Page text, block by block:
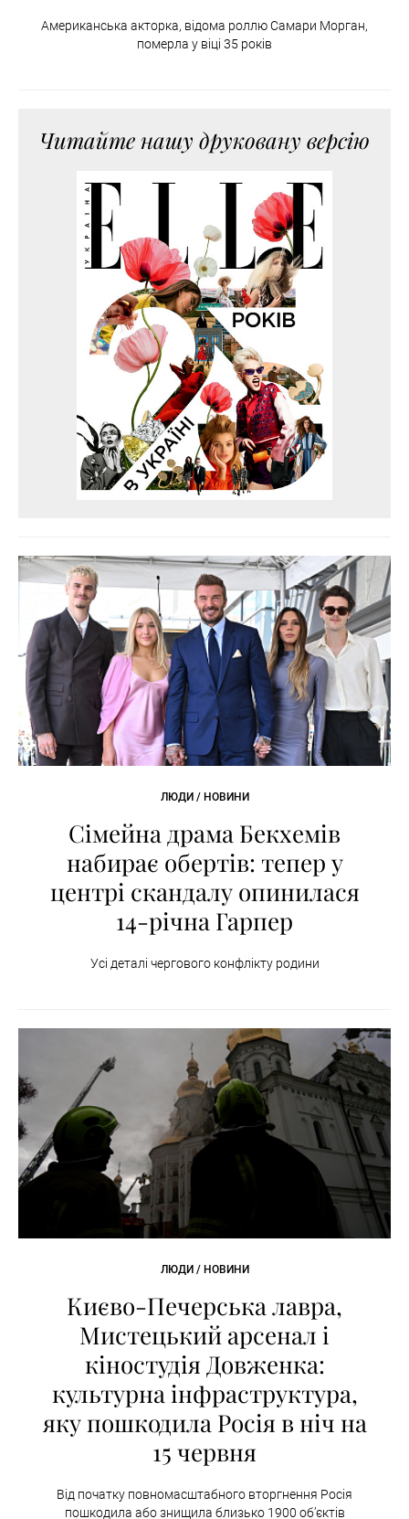
Американська акторка, відома роллю Самари Морган,
померла у віці 35 років
Читайте нашу друковану версію
ЛЮДИ / НОВИНИ
Сімейна драма Бекхемів
набирає обертів: тепер у
центрі скандалу опинилася
14-річна Гарпер
Усі деталі чергового конфлікту родини
ЛЮДИ / НОВИНИ
Києво-Печерська лавра,
Мистецький арсенал і
кіностудія Довженка:
культурна інфраструктура,
яку пошкодила Росія в ніч на
15 червня
Від початку повномасштабного вторгнення Росія
пошкодила або знищила близько 1900 об’єктів